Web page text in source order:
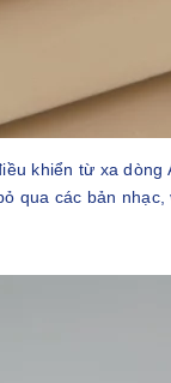
khiển từ xa dòng
qua các bản nhạc,